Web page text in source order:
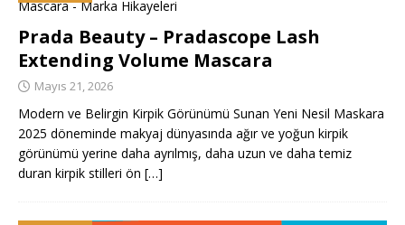
Prada Beauty – Pradascope Lash
Extending Volume Mascara
Mayıs 21, 2026
Modern ve Belirgin Kirpik Görünümü Sunan Yeni Nesil Maskara
2025 döneminde makyaj dünyasında ağır ve yoğun kirpik
görünümü yerine daha ayrılmış, daha uzun ve daha temiz
duran kirpik stilleri ön […]